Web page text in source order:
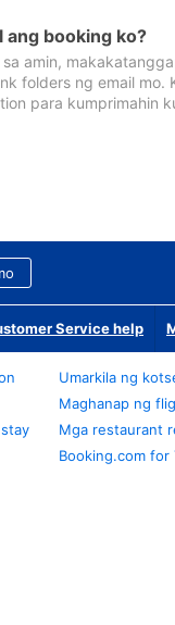
ang booking ko?
amin,
folders ng email
para kumprimahin
Service help
Umarkila ng
Maghanap ng
Mga restaurant
Booking.com for